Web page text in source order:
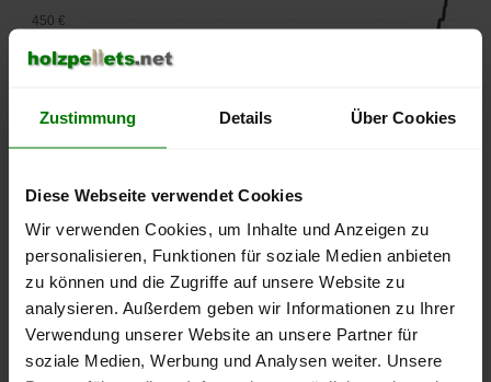
Zustimmung Details Über Cookies
Diese Webseite verwendet Cookies
Wir verwenden Cookies, um Inhalte und Anzeigen zu
personalisieren, Funktionen für soziale Medien anbieten
zu können und die Zugriffe auf unsere Website zu
analysieren. Außerdem geben wir Informationen zu Ihrer
Verwendung unserer Website an unsere Partner für
soziale Medien, Werbung und Analysen weiter. Unsere
lose Ware Sackware
September
Januar
Mai
250 €
300 €
450 €
Die aktuelle Preisentwicklung für Holzpellets in Deutschland